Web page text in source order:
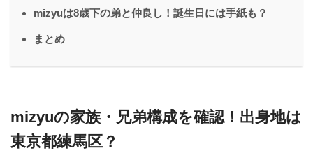
mizyuは8歳下の弟と仲良し！誕生日には手紙も？
まとめ
mizyuの家族・兄弟構成を確認！出身地は
東京都練馬区？